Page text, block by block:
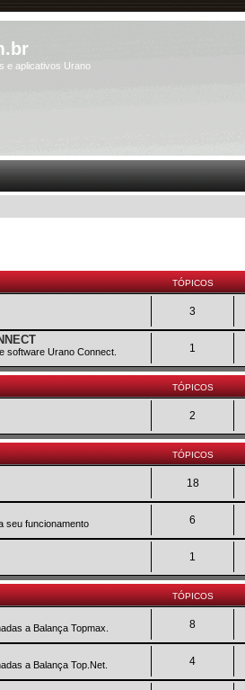
e aplicativos Urano
TÓPICOS
3
software Urano Connect. 1
TÓPICOS
2
TÓPICOS
18
seu funcionamento 6
1
TÓPICOS
a Balança Topmax. 8
a Balança Top.Net. 4